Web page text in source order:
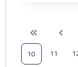
10
11